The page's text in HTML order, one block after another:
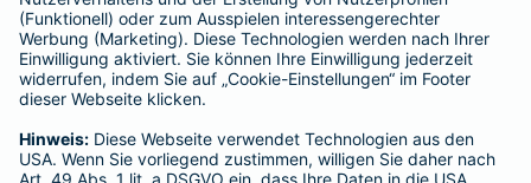
Tierversicherungen
Haftpflichtversicherung
Hausratversicherung
Adresse ändern